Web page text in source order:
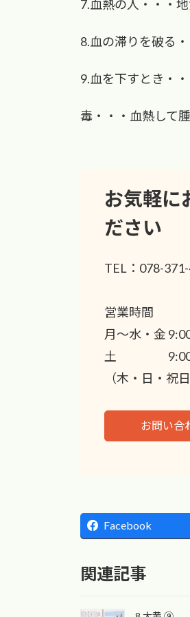
7.血熱の人・・・
8.血の滞りを破る
9.血を下すとき・
毒・・・血熱して
お気軽に
ださい
TEL：078-
営業時間
月〜水・金
土 9:00
（木・日・祝
お問い合
Facebook
関連記事